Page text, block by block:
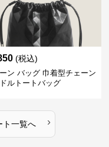
(税込)
ン バッグ 巾着型チェーン
ルトートバッグ
ト一覧へ ›